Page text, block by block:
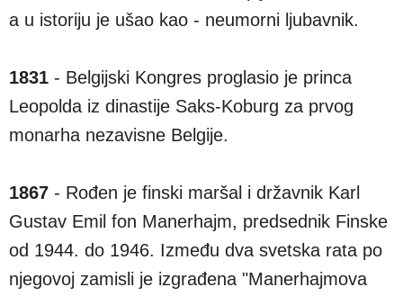
a u istoriju je ušao kao - neumorni ljubavnik.
1831 - Belgijski Kongres proglasio je princa
Leopolda iz dinastije Saks-Koburg za prvog
monarha nezavisne Belgije.
1867 - Rođen je finski maršal i državnik Karl
Gustav Emil fon Manerhajm, predsednik Finske
od 1944. do 1946. Između dva svetska rata po
njegovoj zamisli je izgrađena "Manerhajmova